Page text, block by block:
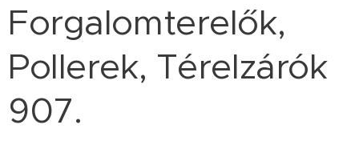
Forgalomterelők,
Pollerek, Térelzárók
907.